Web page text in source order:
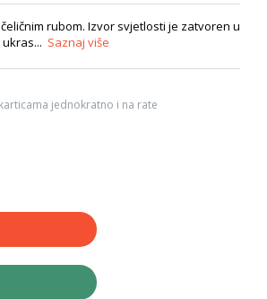
rubom. Izvor svjetlosti je zatvoren u
Saznaj više
jednokratno i na rate